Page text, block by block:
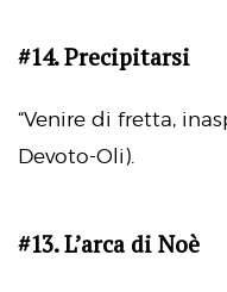
#14. Precipitarsi
“Venire di fretta,
Devoto-Oli).
#13. L’arca di Noè